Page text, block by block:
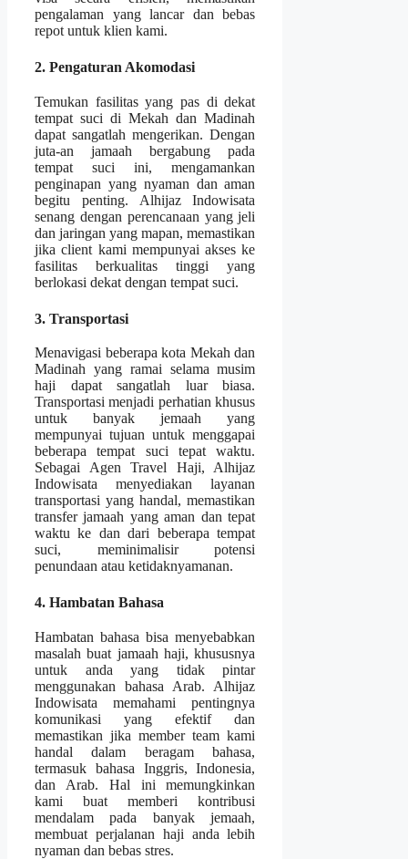
pengalaman yang lancar dan bebas
repot untuk klien kami.
2. Pengaturan Akomodasi
Temukan fasilitas yang pas di dekat
tempat suci di Mekah dan Madinah
dapat sangatlah mengerikan. Dengan
juta-an jamaah bergabung pada
tempat suci ini, mengamankan
penginapan yang nyaman dan aman
begitu penting. Alhijaz Indowisata
senang dengan perencanaan yang jeli
dan jaringan yang mapan, memastikan
jika client kami mempunyai akses ke
fasilitas berkualitas tinggi yang
berlokasi dekat dengan tempat suci.
3. Transportasi
Menavigasi beberapa kota Mekah dan
Madinah yang ramai selama musim
haji dapat sangatlah luar biasa.
Transportasi menjadi perhatian khusus
untuk banyak jemaah yang
mempunyai tujuan untuk menggapai
beberapa tempat suci tepat waktu.
Sebagai Agen Travel Haji, Alhijaz
Indowisata menyediakan layanan
transportasi yang handal, memastikan
transfer jamaah yang aman dan tepat
waktu ke dan dari beberapa tempat
suci, meminimalisir potensi
penundaan atau ketidaknyamanan.
4. Hambatan Bahasa
Hambatan bahasa bisa menyebabkan
masalah buat jamaah haji, khususnya
untuk anda yang tidak pintar
menggunakan bahasa Arab. Alhijaz
Indowisata memahami pentingnya
komunikasi yang efektif dan
memastikan jika member team kami
handal dalam beragam bahasa,
termasuk bahasa Inggris, Indonesia,
dan Arab. Hal ini memungkinkan
kami buat memberi kontribusi
mendalam pada banyak jemaah,
membuat perjalanan haji anda lebih
nyaman dan bebas stres.